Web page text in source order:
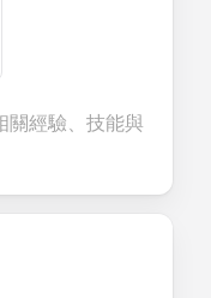
關經驗、技能與